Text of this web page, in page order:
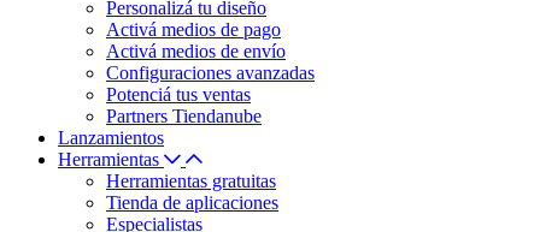
Personalizá tu diseño
Activá medios de pago
Activá medios de envío
Configuraciones avanzadas
Potenciá tus ventas
Partners Tiendanube
Lanzamientos
Herramientas
Herramientas gratuitas
Tienda de aplicaciones
Especialistas